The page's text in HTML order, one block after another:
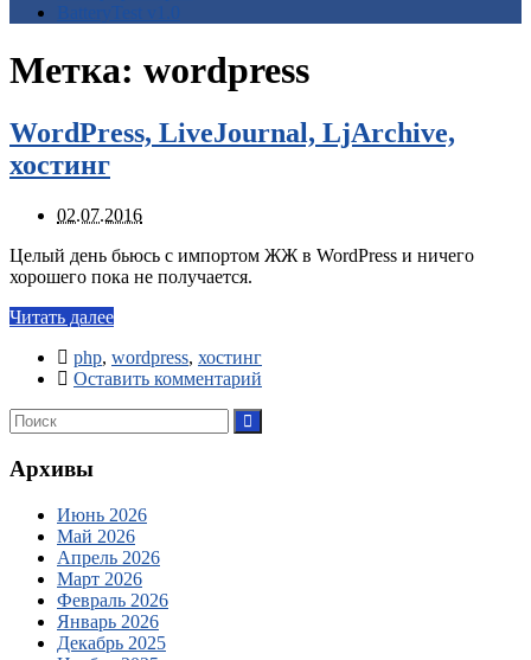
Метка: wordpress
WordPress, LiveJournal, LjArchive,
хостинг
02.07.2016
Целый день бьюсь с импортом ЖЖ в WordPress и ничего
хорошего пока не получается.
Читать далее
php, wordpress, хостинг
Оставить комментарий
Архивы
Июнь 2026
Май 2026
Апрель 2026
Март 2026
Февраль 2026
Январь 2026
Декабрь 2025